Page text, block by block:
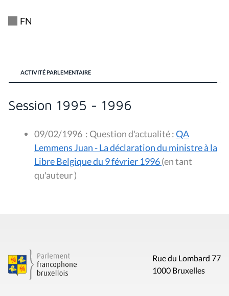
FN
ACTIVITÉ PARLEMENTAIRE
Session 1995 - 1996
09/02/1996 : Question d'actualité :QA
Lemmens Juan - La déclaration du ministre à la
Libre Belgique du 9 février 1996(en tant
qu'auteur )
Rue du Lombard 77
1000 Bruxelles